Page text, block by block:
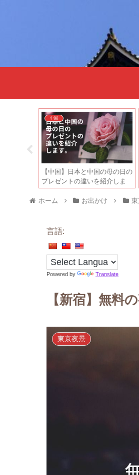
中国
【中国】日本と中国の母の日の
プレゼントの違いを紹介しま
す。
ホーム
お出かけ
言語:
Powered by Translate
【新宿】無料
東京夜景